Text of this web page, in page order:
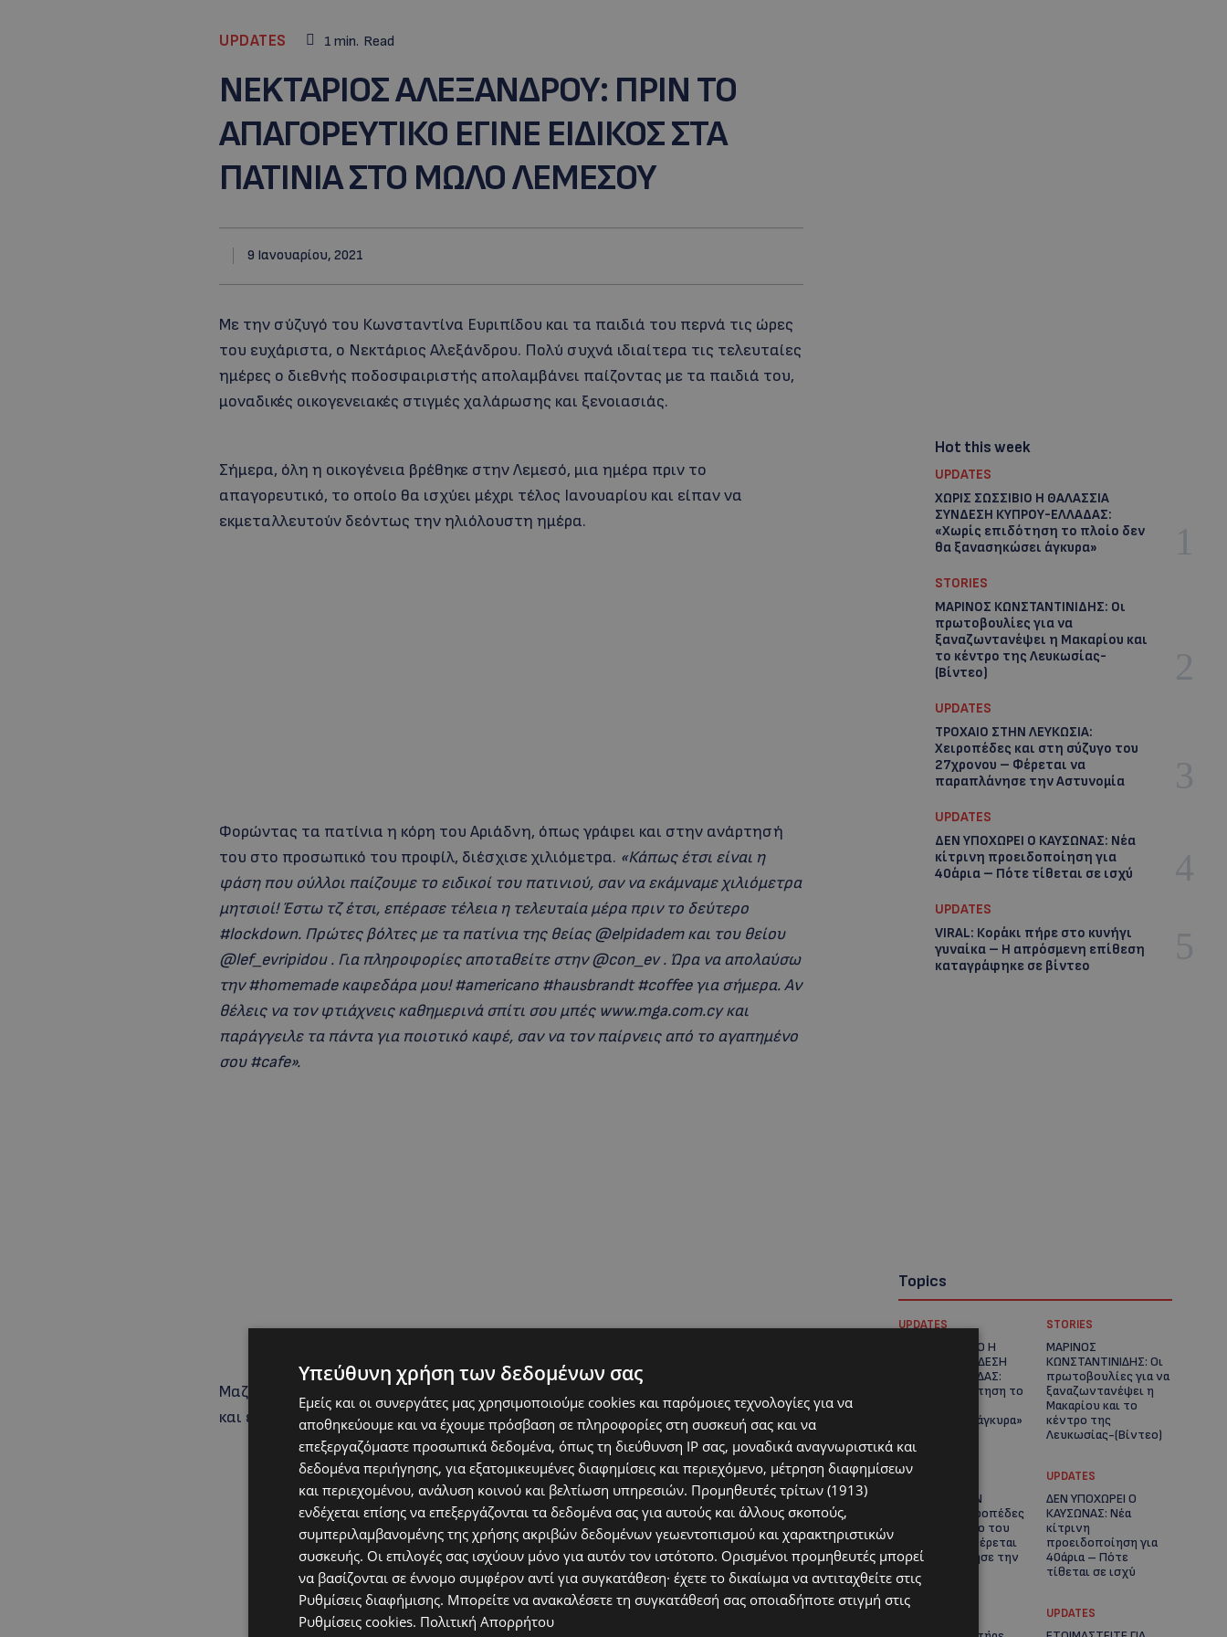
UPDATES 1 min. Read
NEKTAΡΙΟΣ ΑΛΕΞΑΝΔΡΟΥ: ΠΡΙΝ ΤΟ
ΑΠΑΓΟΡΕΥΤΙΚΟ ΕΓΙΝΕ ΕΙΔΙΚΟΣ ΣΤΑ
ΠΑΤΙΝΙΑ ΣΤΟ ΜΩΛΟ ΛΕΜΕΣΟΥ
9 Ιανουαρίου, 2021
Με την σύζυγό του Κωνσταντίνα Ευριπίδου και τα παιδιά του περνά τις ώρες
του ευχάριστα, ο Νεκτάριος Αλεξάνδρου. Πολύ συχνά ιδιαίτερα τις τελευταίες
ημέρες ο διεθνής ποδοσφαιριστής απολαμβάνει παίζοντας με τα παιδιά του,
μοναδικές οικογενειακές στιγμές χαλάρωσης και ξενοιασιάς.
Σήμερα, όλη η οικογένεια βρέθηκε στην Λεμεσό, μια ημέρα πριν το
απαγορευτικό, το οποίο θα ισχύει μέχρι τέλος Ιανουαρίου και είπαν να
εκμεταλλευτούν δεόντως την ηλιόλουστη ημέρα.
Φορώντας τα πατίνια η κόρη του Αριάδνη, όπως γράφει και στην ανάρτησή
του στο προσωπικό του προφίλ, διέσχισε χιλιόμετρα. «Κάπως έτσι είναι η
φάση που ούλλοι παίζουμε το ειδικοί του πατινιού, σαν να εκάμναμε χιλιόμετρα
μητσιοί! Έστω τζ έτσι, επέρασε τέλεια η τελευταία μέρα πριν το δεύτερο
#lockdown. Πρώτες βόλτες με τα πατίνια της θείας @elpidadem και του θείου
@lef_evripidou . Για πληροφορίες αποταθείτε στην @con_ev . Ώρα να απολαύσω
την #homemade καφεδάρα μου! #americano #hausbrandt #coffee για σήμερα. Αν
θέλεις να τον φτιάχνεις καθημερινά σπίτι σου μπές www.mga.com.cy και
παράγγειλε τα πάντα για ποιοτικό καφέ, σαν να τον παίρνεις από το αγαπημένο
σου #cafe».
Μαζί του, φυσικά ήταν και η Κωνσταντίνα Ευριπίδου η οποία φυσικά «έκοψε»
και εκείνη με τη σειρά της χιλιόμετρα με τα πατίνια.
Hot this week
UPDATES
ΧΩΡΙΣ ΣΩΣΣΙΒΙΟ Η ΘΑΛΑΣΣΙΑ
ΣΥΝΔΕΣΗ ΚΥΠΡΟΥ-ΕΛΛΑΔΑΣ:
«Χωρίς επιδότηση το πλοίο δεν
θα ξανασηκώσει άγκυρα»
STORIES
ΜΑΡΙΝΟΣ ΚΩΝΣΤΑΝΤΙΝΙΔΗΣ: Οι
πρωτοβουλίες για να
ξαναζωντανέψει η Μακαρίου και
το κέντρο της Λευκωσίας-
(Βίντεο)
UPDATES
ΤΡΟΧΑΙΟ ΣΤΗΝ ΛΕΥΚΩΣΙΑ:
Χειροπέδες και στη σύζυγο του
27χρονου – Φέρεται να
παραπλάνησε την Αστυνομία
UPDATES
ΔΕΝ ΥΠΟΧΩΡΕΙ Ο ΚΑΥΣΩΝΑΣ: Νέα
κίτρινη προειδοποίηση για
40άρια – Πότε τίθεται σε ισχύ
UPDATES
VIRAL: Κοράκι πήρε στο κυνήγι
γυναίκα – Η απρόσμενη επίθεση
καταγράφηκε σε βίντεο
Topics
UPDATES
ΧΩΡΙΣ ΣΩΣΣΙΒΙΟ Η
ΘΑΛΑΣΣΙΑ ΣΥΝΔΕΣΗ
ΚΥΠΡΟΥ-ΕΛΛΑΔΑΣ:
«Χωρίς επιδότηση το
ξανασηκώσει άγκυρα»
STORIES
ΜΑΡΙΝΟΣ
ΚΩΝΣΤΑΝΤΙΝΙΔΗΣ: Οι
πρωτοβουλίες για να
ξαναζωντανέψει η
Μακαρίου και το
κέντρο της
Λευκωσίας-(Βίντεο)
UPDATES
ΤΡΟΧΑΙΟ ΣΤΗΝ
ΛΕΥΚΩΣΙΑ: Χειροπέδες
και στη σύζυγο του
27χρονου – Φέρεται
να παραπλάνησε την
UPDATES
ΔΕΝ ΥΠΟΧΩΡΕΙ Ο
ΚΑΥΣΩΝΑΣ: Νέα
κίτρινη
προειδοποίηση για
40άρια – Πότε
τίθεται σε ισχύ
UPDATES
Υπεύθυνη χρήση των δεδομένων σας
Εμείς και οι συνεργάτες μας χρησιμοποιούμε cookies και παρόμοιες τεχνολογίες για να
αποθηκεύουμε και να έχουμε πρόσβαση σε πληροφορίες στη συσκευή σας και να
επεξεργαζόμαστε προσωπικά δεδομένα, όπως τη διεύθυνση IP σας, μοναδικά αναγνωριστικά και
δεδομένα περιήγησης, για εξατομικευμένες διαφημίσεις και περιεχόμενο, μέτρηση διαφημίσεων
και περιεχομένου, ανάλυση κοινού και βελτίωση υπηρεσιών. Προμηθευτές τρίτων (1913)
ενδέχεται επίσης να επεξεργάζονται τα δεδομένα σας για αυτούς και άλλους σκοπούς,
συμπεριλαμβανομένης της χρήσης ακριβών δεδομένων γεωεντοπισμού και χαρακτηριστικών
συσκευής. Οι επιλογές σας ισχύουν μόνο για αυτόν τον ιστότοπο. Ορισμένοι προμηθευτές μπορεί
να βασίζονται σε έννομο συμφέρον αντί για συγκατάθεση· έχετε το δικαίωμα να αντιταχθείτε στις
Ρυθμίσεις διαφήμισης. Μπορείτε να ανακαλέσετε τη συγκατάθεσή σας οποιαδήποτε στιγμή στις
Ρυθμίσεις cookies. Πολιτική Απορρήτου